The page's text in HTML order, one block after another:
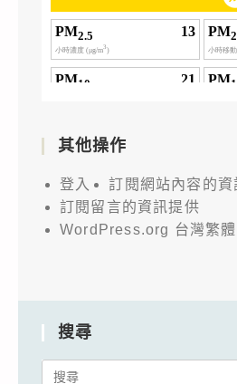
其他操作
登入
訂閱網站內容的資
訂閱留言的資訊提供
WordPress.org 台灣繁
搜尋
Search